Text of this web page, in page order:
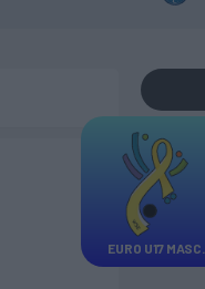
EURO U17 MASC.